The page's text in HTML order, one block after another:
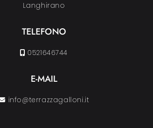
Langhirano
TELEFONO
0521646744
E-MAIL
info@terrazzagalloni.it